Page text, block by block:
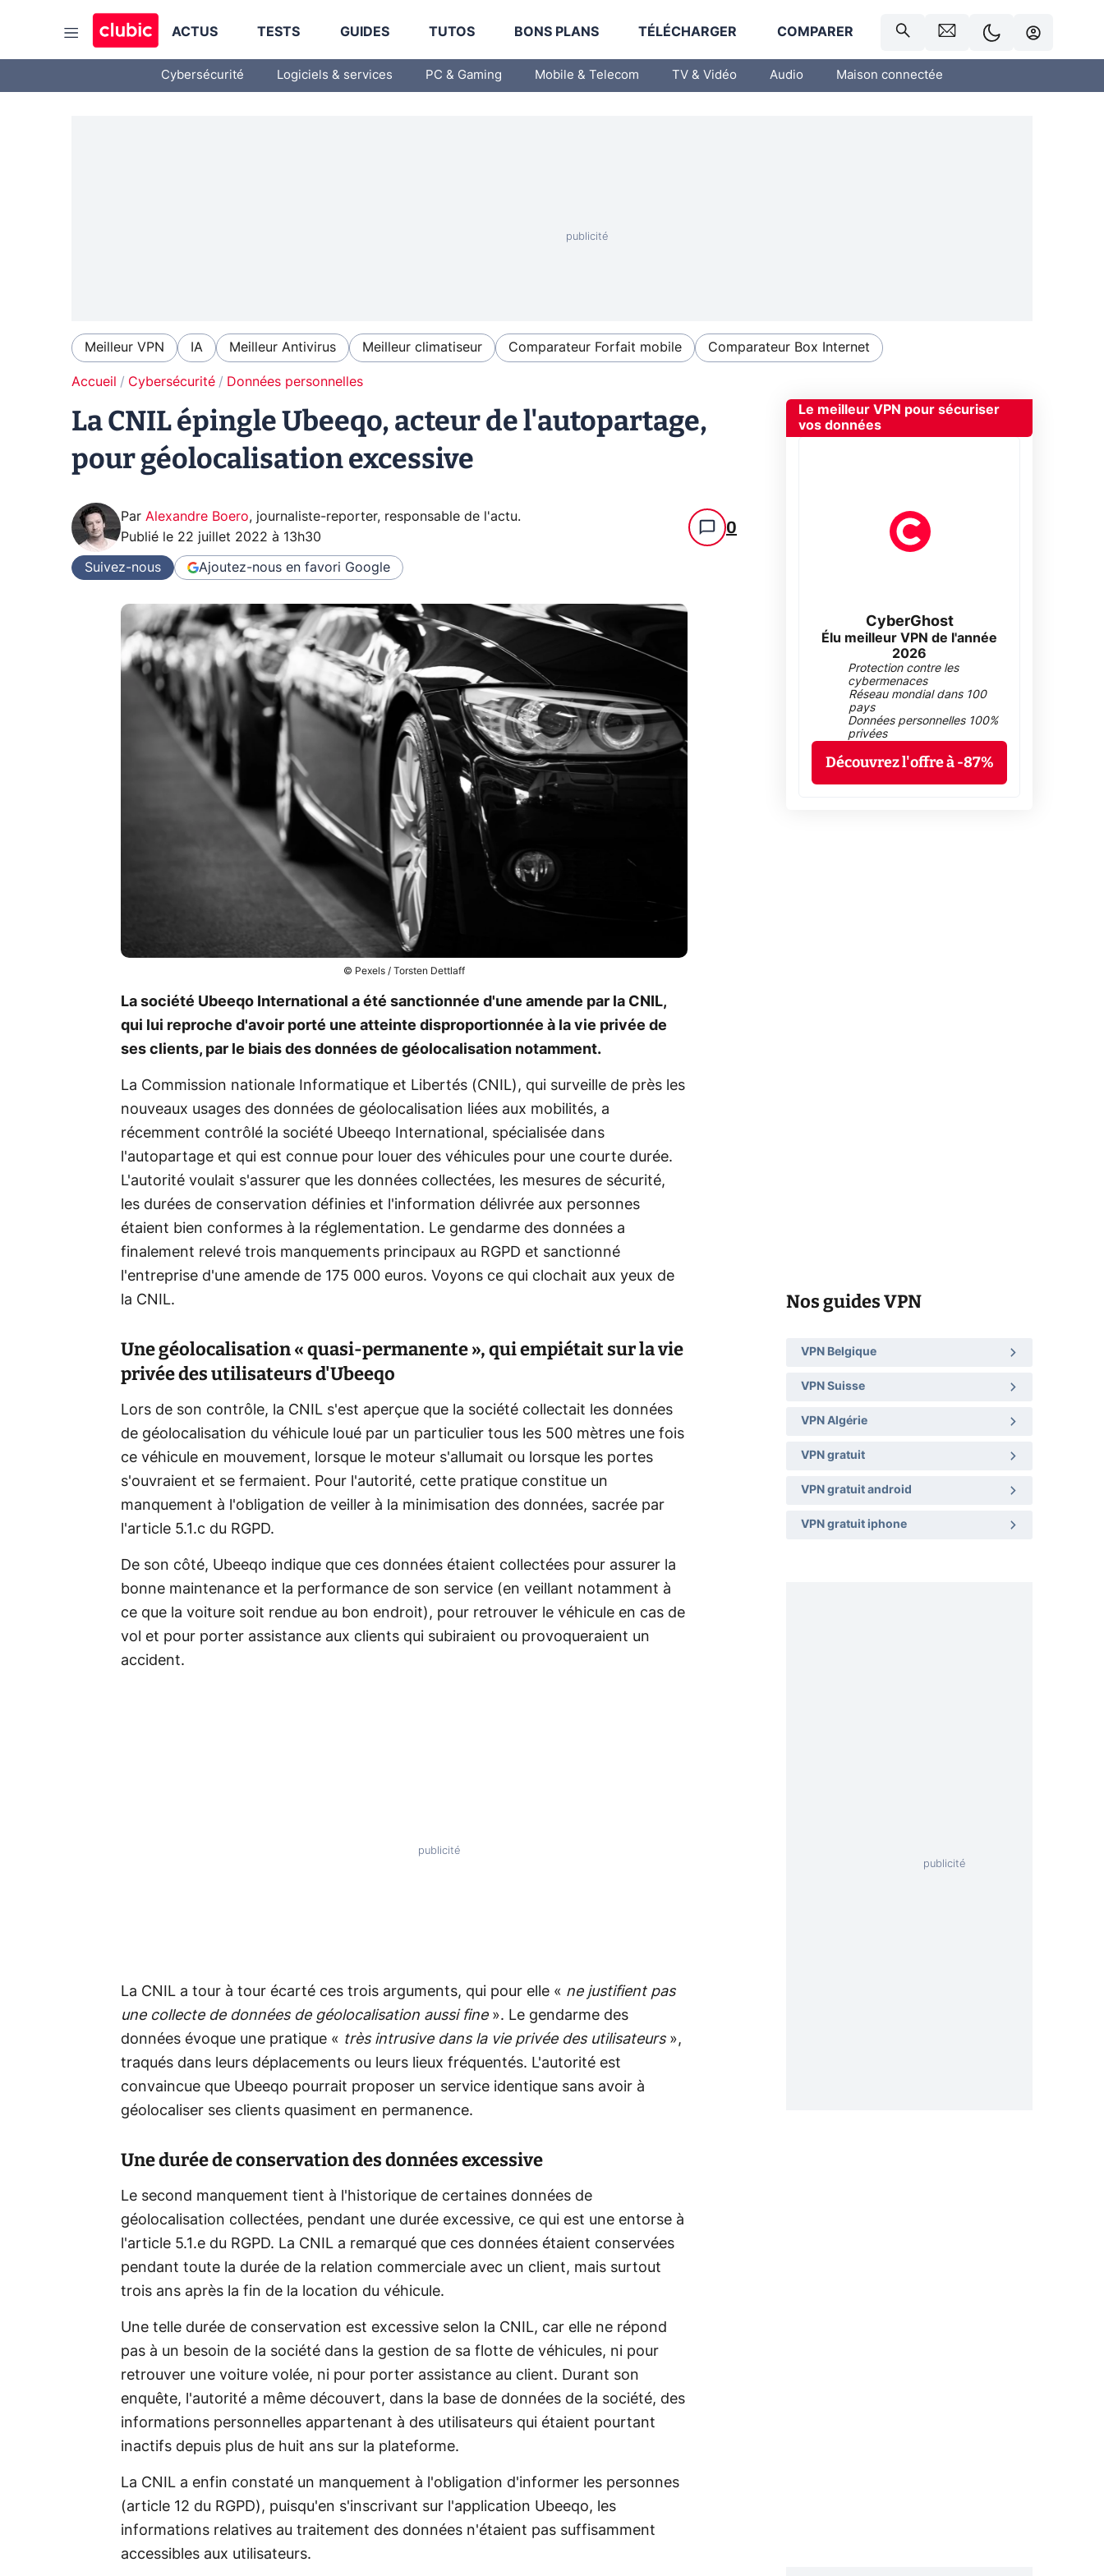
ACTUS TESTS GUIDES TUTOS BONS PLANS TÉLÉCHARGER COMPARER
Cybersécurité Logiciels & services PC & Gaming Mobile & Telecom TV & Vidéo Audio Maison connectée
Meilleur VPN IA Meilleur Antivirus Meilleur climatiseur Comparateur Forfait mobile Comparateur Box Internet
Accueil Cybersécurité Données personnelles
La CNIL épingle Ubeeqo, acteur de l'autopartage,
pour géolocalisation excessive
Par Alexandre Boero, journaliste-reporter, responsable de l'actu.
Publié le 22 juillet 2022 à 13h30 0
Suivez-nous Ajoutez-nous en favori Google
© Pexels / Torsten Dettlaff
La société Ubeeqo International a été sanctionnée d'une amende par la CNIL,
qui lui reproche d'avoir porté une atteinte disproportionnée à la vie privée de
ses clients, par le biais des données de géolocalisation notamment.
La Commission nationale Informatique et Libertés (CNIL), qui surveille de près les
nouveaux usages des données de géolocalisation liées aux mobilités, a
récemment contrôlé la société Ubeeqo International, spécialisée dans
l'autopartage et qui est connue pour louer des véhicules pour une courte durée.
L'autorité voulait s'assurer que les données collectées, les mesures de sécurité,
les durées de conservation définies et l'information délivrée aux personnes
étaient bien conformes à la réglementation. Le gendarme des données a
finalement relevé trois manquements principaux au RGPD et sanctionné
l'entreprise d'une amende de 175 000 euros. Voyons ce qui clochait aux yeux de
la CNIL.
Une géolocalisation « quasi-permanente », qui empiétait sur la vie
privée des utilisateurs d'Ubeeqo
Lors de son contrôle, la CNIL s'est aperçue que la société collectait les données
de géolocalisation du véhicule loué par un particulier tous les 500 mètres une fois
ce véhicule en mouvement, lorsque le moteur s'allumait ou lorsque les portes
s'ouvraient et se fermaient. Pour l'autorité, cette pratique constitue un
manquement à l'obligation de veiller à la minimisation des données, sacrée par
l'article 5.1.c du RGPD.
De son côté, Ubeeqo indique que ces données étaient collectées pour assurer la
bonne maintenance et la performance de son service (en veillant notamment à
ce que la voiture soit rendue au bon endroit), pour retrouver le véhicule en cas de
vol et pour porter assistance aux clients qui subiraient ou provoqueraient un
accident.
La CNIL a tour à tour écarté ces trois arguments, qui pour elle « ne justifient pas
une collecte de données de géolocalisation aussi fine». Le gendarme des
données évoque une pratique « très intrusive dans la vie privée des utilisateurs»,
traqués dans leurs déplacements ou leurs lieux fréquentés. L'autorité est
convaincue que Ubeeqo pourrait proposer un service identique sans avoir à
géolocaliser ses clients quasiment en permanence.
Une durée de conservation des données excessive
Le second manquement tient à l'historique de certaines données de
géolocalisation collectées, pendant une durée excessive, ce qui est une entorse à
l'article 5.1.e du RGPD. La CNIL a remarqué que ces données étaient conservées
pendant toute la durée de la relation commerciale avec un client, mais surtout
trois ans après la fin de la location du véhicule.
Une telle durée de conservation est excessive selon la CNIL, car elle ne répond
pas à un besoin de la société dans la gestion de sa flotte de véhicules, ni pour
retrouver une voiture volée, ni pour porter assistance au client. Durant son
enquête, l'autorité a même découvert, dans la base de données de la société, des
informations personnelles appartenant à des utilisateurs qui étaient pourtant
inactifs depuis plus de huit ans sur la plateforme.
La CNIL a enfin constaté un manquement à l'obligation d'informer les personnes
(article 12 du RGPD), puisqu'en s'inscrivant sur l'application Ubeeqo, les
informations relatives au traitement des données n'étaient pas suffisamment
accessibles aux utilisateurs.
Le meilleur VPN pour sécuriser
vos données
CyberGhost
Élu meilleur VPN de l'année
2026
Protection contre les
cybermenaces
Réseau mondial dans 100
pays
Données personnelles 100%
privées
Découvrez l'offre à -87%
Nos guides VPN
VPN Belgique
VPN Suisse
VPN Algérie
VPN gratuit
VPN gratuit android
VPN gratuit iphone